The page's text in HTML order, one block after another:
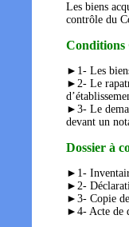
Les biens
contrôle du
Conditions
►1- Les
►2- Le
►3- Le
devant un
Dossier à
►1-
►2-
►3- Copie de
►4- Acte de